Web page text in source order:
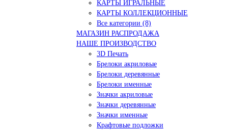
КАРТЫ ИГРАЛЬНЫЕ
КАРТЫ КОЛЛЕКЦИОННЫЕ
Все категории (8)
МАГАЗИН РАСПРОДАЖА
НАШЕ ПРОИЗВОДСТВО
3D Печать
Брелоки акриловые
Брелоки деревянные
Брелоки именные
Значки акриловые
Значки деревянные
Значки именные
Крафтовые подложки